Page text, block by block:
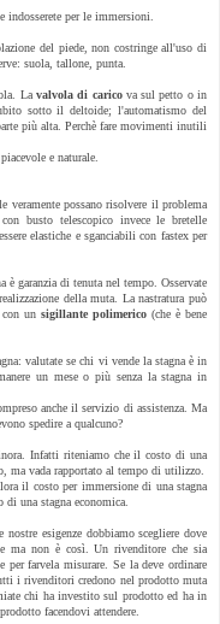
indosserete per le immersioni.
del piede, non costringe all'uso di
suola, tallone, punta.
Lavalvola di caricova sul petto o in
sotto il deltoide; l'automatismo del
più alta. Perchè fare movimenti inutili
e naturale.
veramente possano risolvere il problema
busto telescopico invece le bretelle
elastiche e sganciabili con fastex per
è garanzia di tenuta nel tempo. Osservate
della muta. La nastratura può
un sigillante polimerico (che è bene
valutate se chi vi vende la stagna è in
un mese o più senza la stagna in
anche il servizio di assistenza. Ma
spedire a qualcuno?
Infatti riteniamo che il costo di una
ma vada rapportato al tempo di utilizzo.
il costo per immersione di una stagna
una stagna economica.
esigenze dobbiamo scegliere dove
ma non è così. Un rivenditore che sia
farvela misurare. Se la deve ordinare
i rivenditori credono nel prodotto muta
chi ha investito sul prodotto ed ha in
facendovi attendere.